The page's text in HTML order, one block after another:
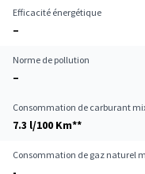
Efficacité énergétique
–
Norme de pollution
–
Consommation de carburant
7.3 l/100 Km**
Consommation de gaz naturel